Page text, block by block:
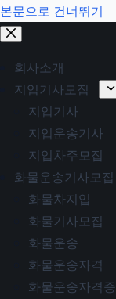
본문으로 건너뛰기
회사소개
지입기사모집
지입기사
지입운송기사
지입차주모집
화물운송기사모집
화물차지입
화물기사모집
화물운송
화물운송자격
화물운송자격증